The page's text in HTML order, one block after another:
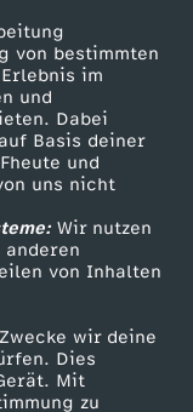
von bestimmten
im
und
Dabei
Basis deiner
und
uns nicht
Wir nutzen
anderen
von Inhalten
wir deine
Dies
Mit
zu